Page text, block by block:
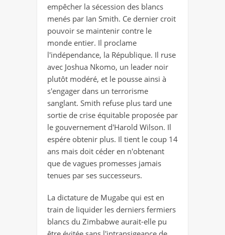
empêcher la sécession des blancs
menés par Ian Smith. Ce dernier croit
pouvoir se maintenir contre le
monde entier. Il proclame
l'indépendance, la République. Il ruse
avec Joshua Nkomo, un leader noir
plutôt modéré, et le pousse ainsi à
s'engager dans un terrorisme
sanglant. Smith refuse plus tard une
sortie de crise équitable proposée par
le gouvernement d'Harold Wilson. Il
espére obtenir plus. Il tient le coup 14
ans mais doit céder en n'obtenant
que de vagues promesses jamais
tenues par ses successeurs.
La dictature de Mugabe qui est en
train de liquider les derniers fermiers
blancs du Zimbabwe aurait-elle pu